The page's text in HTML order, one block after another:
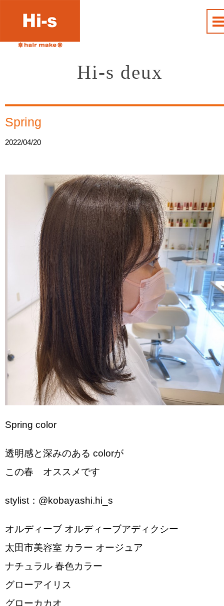
Hi-s deux
Spring
2022/04/20
Spring color
透明感と深みのある colorが
この春 オススメです︎
stylist：@kobayashi.hi_s
オルディーブ オルディーブアディクシー
太田市美容室 カラー オージュア
ナチュラル 春色カラー
グローアイリス
グローカカオ